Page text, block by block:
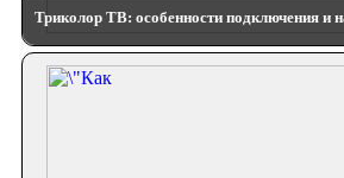
Триколор ТВ: особенности подключения и